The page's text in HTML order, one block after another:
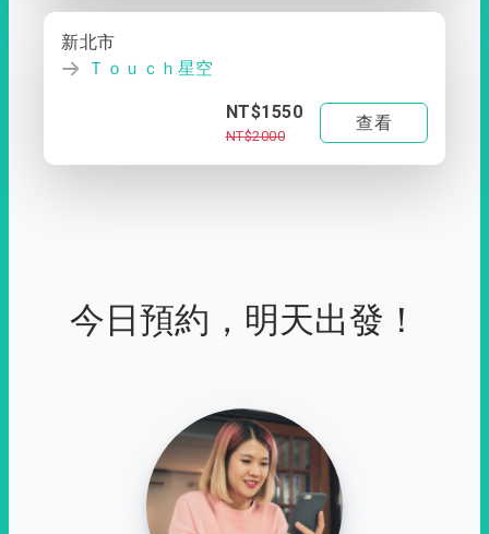
新北市
Ｔｏｕｃｈ星空
NT$1550
NT$2000
查看
今日預約，明天出發！